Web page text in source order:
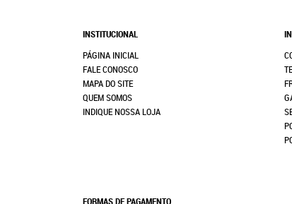
INSTITUCIONAL
PÁGINA INICIAL
FALE CONOSCO
MAPA DO SITE
QUEM SOMOS
INDIQUE NOSSA LOJA
FORMAS DE PAGAMENTO